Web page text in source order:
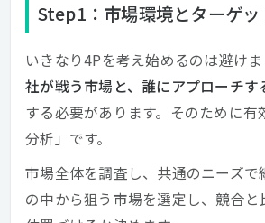
Step1：市場環境とターゲッ
いきなり4Pを考え始めるのは避けま
社が戦う市場と、誰にアプローチす
する必要があります。そのために有
分析」です。
市場全体を調査し、共通のニーズで
の中から狙う市場を選定し、競合と